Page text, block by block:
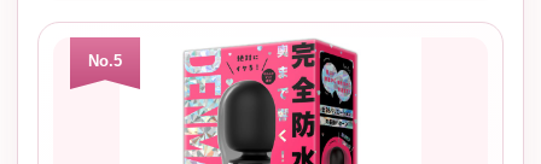
No.5